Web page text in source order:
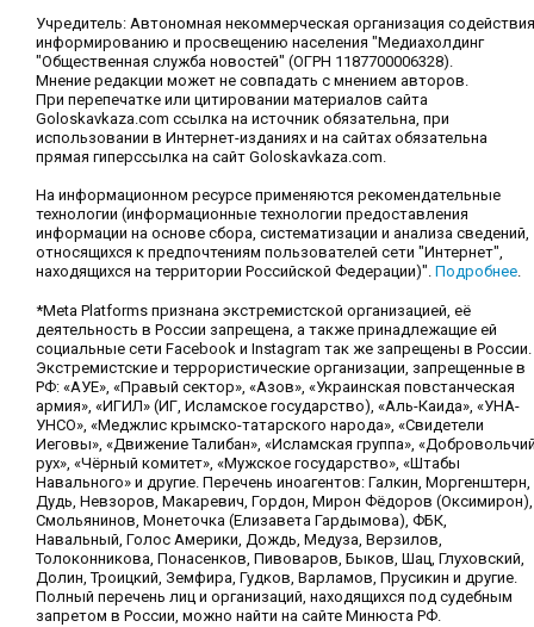
Учредитель: Автономная некоммерческая организация содействия
информированию и просвещению населения "Медиахолдинг
"Общественная служба новостей" (ОГРН 1187700006328).
Мнение редакции может не совпадать с мнением авторов.
При перепечатке или цитировании материалов сайта
Goloskavkaza.com ссылка на источник обязательна, при
использовании в Интернет-изданиях и на сайтах обязательна
прямая гиперссылка на сайт Goloskavkaza.com.
На информационном ресурсе применяются рекомендательные
технологии (информационные технологии предоставления
информации на основе сбора, систематизации и анализа сведений,
относящихся к предпочтениям пользователей сети "Интернет",
находящихся на территории Российской Федерации)". Подробнее.
*Meta Platforms признана экстремистской организацией, её
деятельность в России запрещена, а также принадлежащие ей
социальные сети Facebook и Instagram так же запрещены в России.
Экстремистские и террористические организации, запрещенные в
РФ: «АУЕ», «Правый сектор», «Азов», «Украинская повстанческая
армия», «ИГИЛ» (ИГ, Исламское государство), «Аль-Каида», «УНА-
УНСО», «Меджлис крымско-татарского народа», «Свидетели
Иеговы», «Движение Талибан», «Исламская группа»,
рух», «Чёрный комитет», «Мужское государство», «Штабы
Навального» и другие. Перечень иноагентов: Галкин, Моргенштерн,
Дудь, Невзоров, Макаревич, Гордон, Мирон Фёдоров (Оксимирон),
Смольянинов, Монеточка (Елизавета Гардымова), ФБК,
Навальный, Голос Америки, Дождь, Медуза, Верзилов,
Толоконникова, Понасенков, Пивоваров, Быков, Шац, Глуховский,
Долин, Троицкий, Земфира, Гудков, Варламов, Прусикин и другие.
Полный перечень лиц и организаций, находящихся под судебным
запретом в России, можно найти на сайте Минюста РФ.